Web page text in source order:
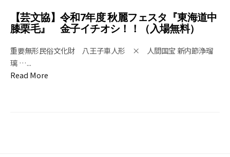
【芸文協】令和7年度 秋麗フェスタ『東海道中
膝栗毛』 金子イチオシ！！（入場無料）
重要無形民俗文化財 八王子車人形 × 人間国宝 新内節浄瑠
璃 …...
Read More